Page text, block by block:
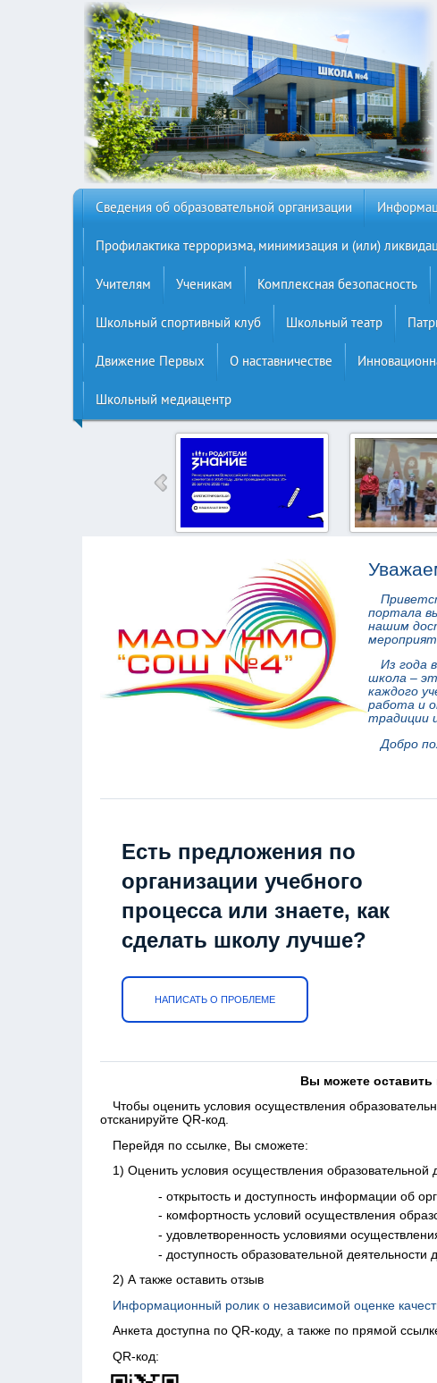
Сведения об образовательной организации
Профилактика терроризма, минимизация и (или)
Учителям Ученикам Комплексная безопасность
Школьный спортивный клуб Школьный театр
Движение Первых О наставничестве
Школьный медиацентр
портала
нашим
Из года
школа –
каждого
работа и
традиции
Добро
Есть предложения по
организации учебного
процесса или знаете, как
сделать школу лучше?
НАПИСАТЬ О ПРОБЛЕМЕ
Вы можете оставить
Чтобы оценить условия осуществления
отсканируйте QR-код.
Перейдя по ссылке, Вы сможете:
1) Оценить условия осуществления образовательной
- открытость и доступность информации об
- комфортность условий осуществления
- удовлетворенность условиями
- доступность образовательной деятельности
2) А также оставить отзыв
Информационный ролик о независимой оценке
Анкета доступна по QR-коду, а также по прямой
QR-код: